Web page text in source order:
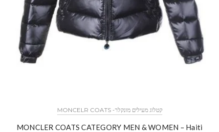
MONCELR COATS -קטלוג מעילים מונקלר
MONCLER COATS CATEGORY MEN & WOMEN – Haiti